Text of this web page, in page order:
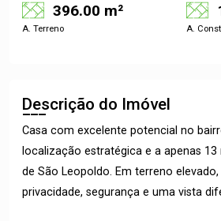
396.00 m²
A. Terreno A.
Descrição do Imóvel
Casa com excelente potencial no
localização estratégica e a apenas
de São Leopoldo. Em terreno
privacidade, segurança e uma vista